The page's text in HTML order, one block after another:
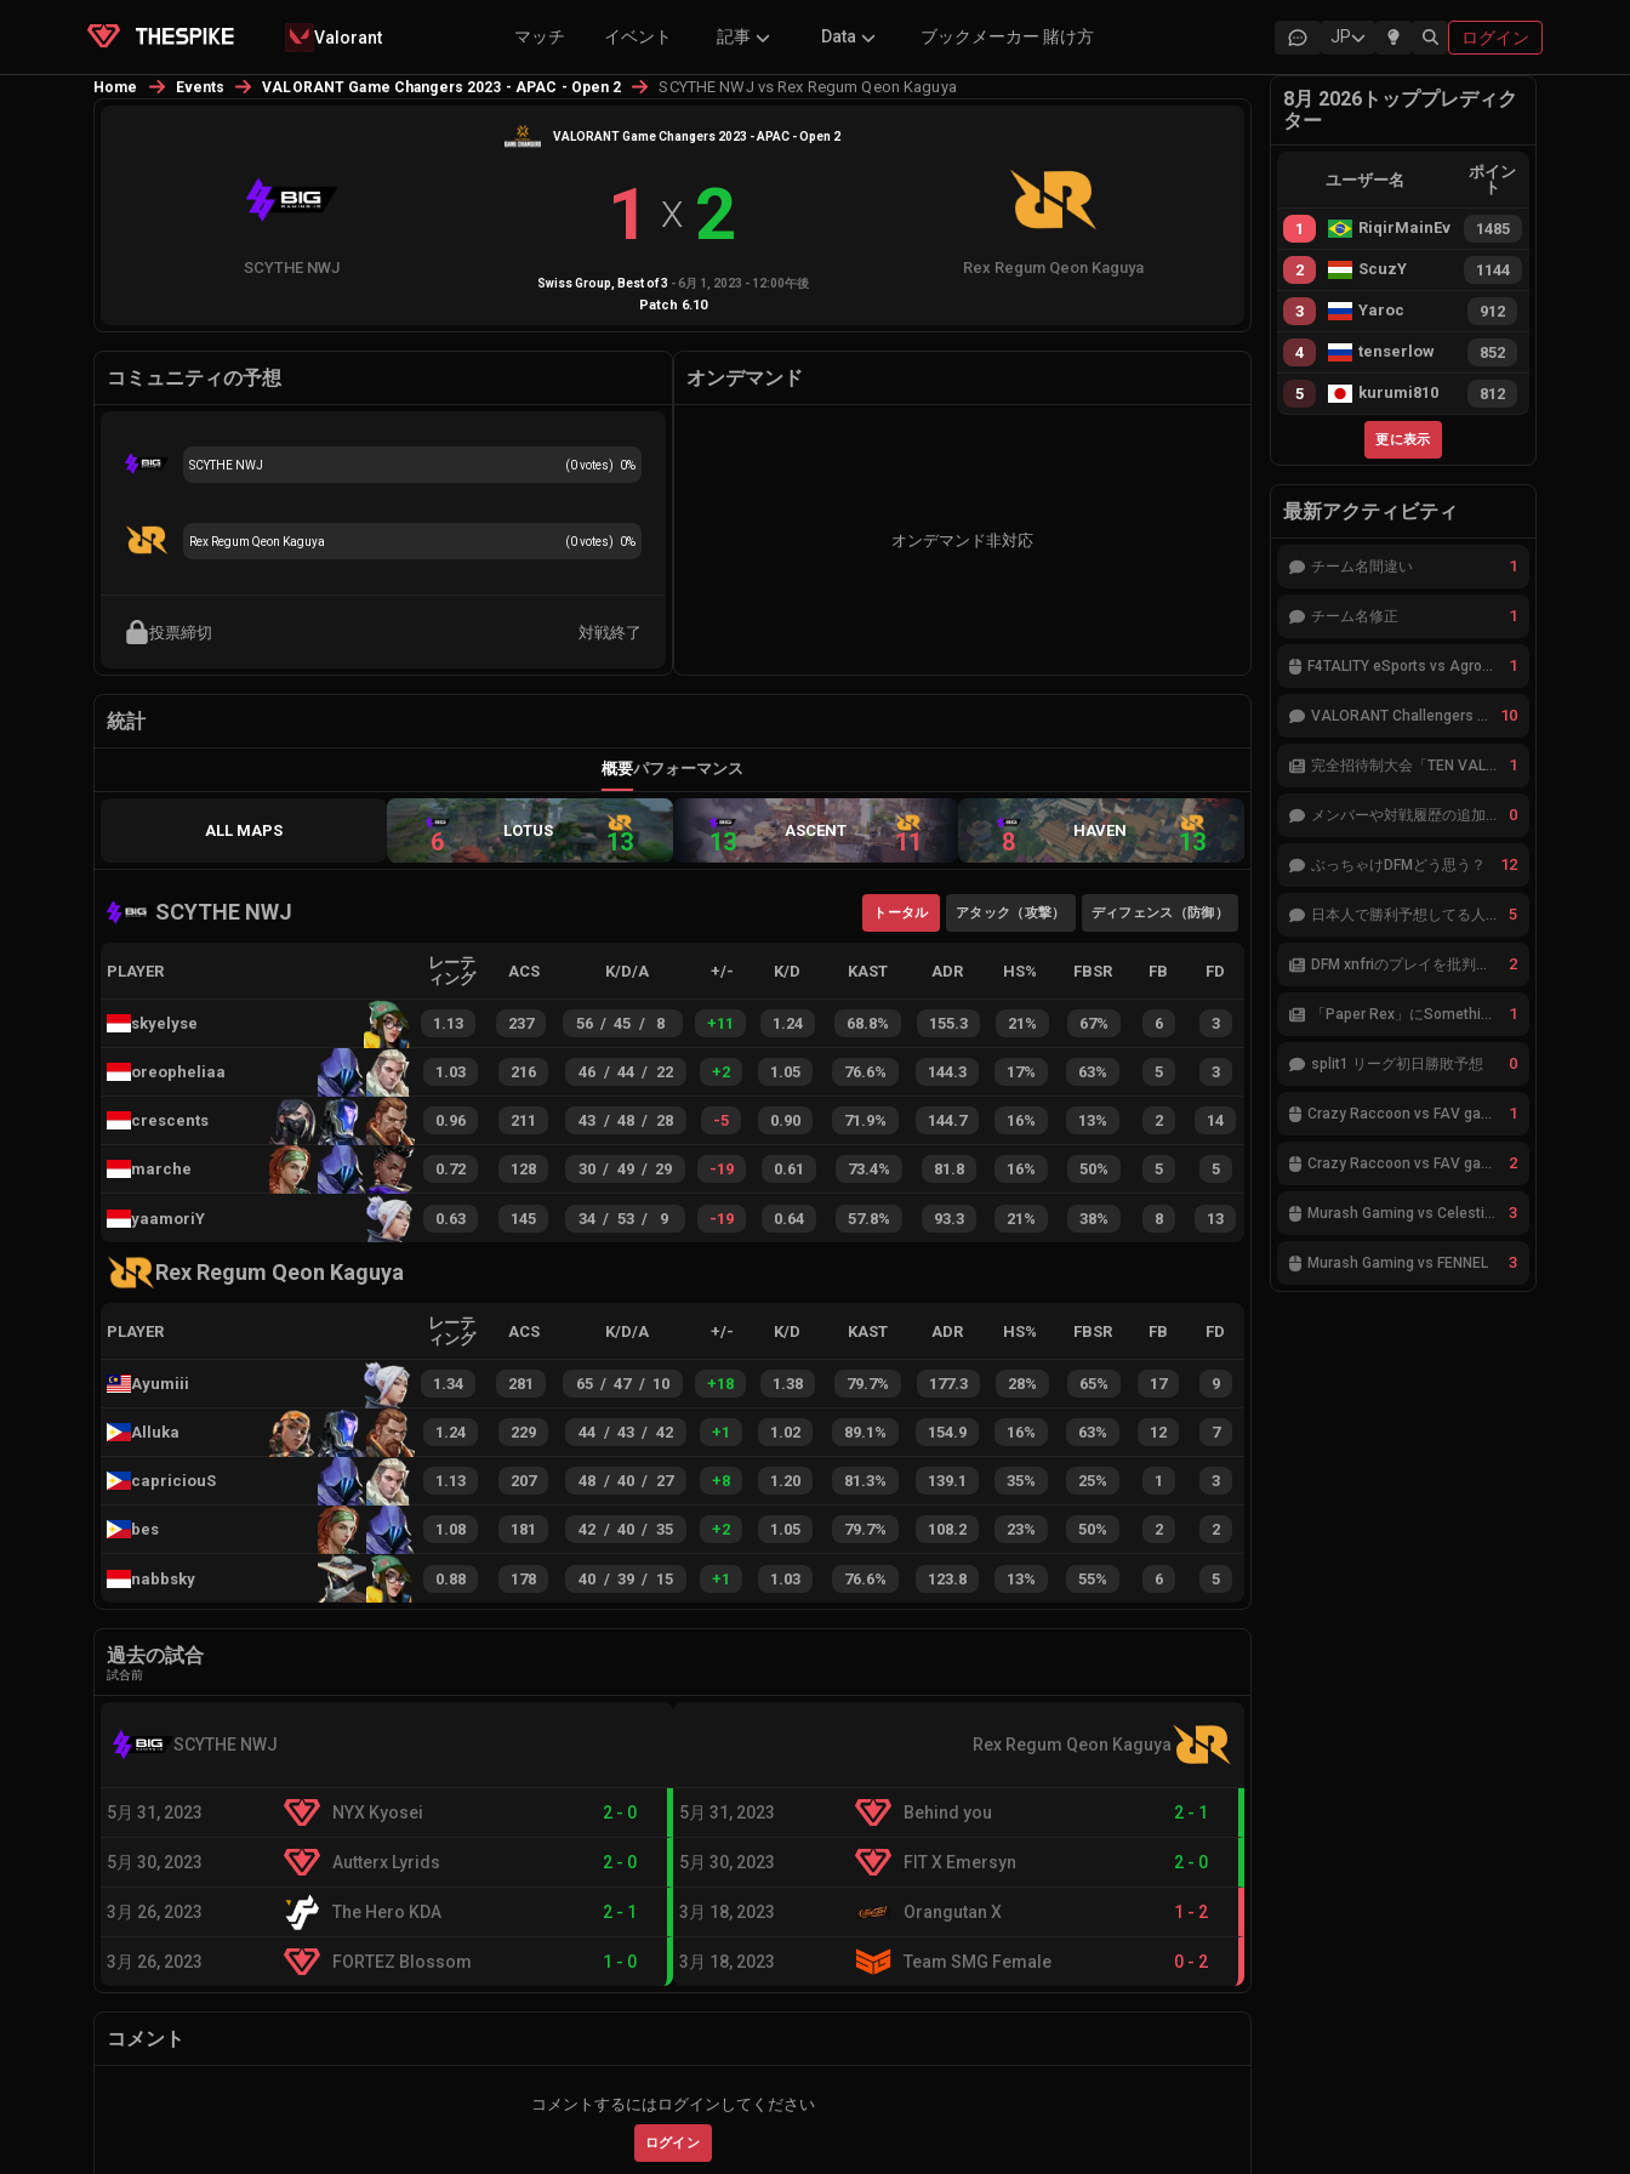
Valorant マッチ イベント 記事 Data ブックメーカー 賭け方 JP ログイン
Home Events VALORANT Game Changers 2023 - APAC - Open 2 SCYTHE NWJ vs Rex Regum Qeon Kaguya
VALORANT Game Changers 2023 - APAC - Open 2
SCYTHE NWJ
1 X 2
Rex Regum Qeon Kaguya
Swiss Group , Best of3 - 6月 1, 2023 - 12:00午後
Patch 6.10
コミュニティの予想
(0votes) 0%
SCYTHE NWJ
(0votes) 0%
Rex Regum Qeon Kaguya
投票締切 対戦終了
オンデマンド
オンデマンド非対応
統計
概要パフォーマンス
ALL MAPS 6 LOTUS 13 13 ASCENT 11 8 HAVEN 13
SCYTHE NWJ トータル アタック（攻撃） ディフェンス（防御）
PLAYER
レーテ
ィング
ACS K/D/A +/- K/D KAST ADR HS% FBSR FB FD
skyelyse 1.13 237 56 / 45 / 8 +11 1.24 68.8% 155.3 21% 67% 6 3
oreopheliaa 1.03 216 46 / 44 / 22 +2 1.05 76.6% 144.3 17% 63% 5 3
crescents 0.96 211 43 / 48 / 28 -5 0.90 71.9% 144.7 16% 13% 2 14
marche 0.72 128 30 / 49 / 29 -19 0.61 73.4% 81.8 16% 50% 5 5
yaamoriY 0.63 145 34 / 53 / 9 -19 0.64 57.8% 93.3 21% 38% 8 13
Rex Regum Qeon Kaguya
PLAYER
レーテ
ィング
ACS K/D/A +/- K/D KAST ADR HS% FBSR FB FD
Ayumiii 1.34 281 65 / 47 / 10 +18 1.38 79.7% 177.3 28% 65% 17 9
Alluka 1.24 229 44 / 43 / 42 +1 1.02 89.1% 154.9 16% 63% 12 7
capriciouS 1.13 207 48 / 40 / 27 +8 1.20 81.3% 139.1 35% 25% 1 3
bes 1.08 181 42 / 40 / 35 +2 1.05 79.7% 108.2 23% 50% 2 2
nabbsky 0.88 178 40 / 39 / 15 +1 1.03 76.6% 123.8 13% 55% 6 5
過去の試合
試合前
SCYTHE NWJ
5月 31, 2023 NYX Kyosei 2 - 0
5月 30, 2023 Autterx Lyrids 2 - 0
3月 26, 2023 The Hero KDA 2 - 1
3月 26, 2023 FORTEZ Blossom 1 - 0
Rex Regum Qeon Kaguya
5月 31, 2023 Behind you 2 - 1
5月 30, 2023 FIT X Emersyn 2 - 0
3月 18, 2023 Orangutan X 1 - 2
3月 18, 2023 Team SMG Female 0 - 2
コメント
コメントするにはログインしてください
ログイン
8月 2026トッププレディク
ター
ユーザー名
ポイン
ト
1 RiqirMainEvie 1485
2 ScuzY 1144
3 Yaroc 912
4 tenserlow 852
5 kurumi810 812
更に表示
最新アクティビティ
チーム名間違い 1
チーム名修正 1
F4TALITY eSports vs Agropesca Jacaré 1
VALORANT Challengers 2023: Japan Split 1 MAIN STAGE TIER表 10
完全招待制大会「TEN VALORANT Global Invitaional 2023」が韓国で開催 1
メンバーや対戦履歴の追加が必要です。 0
ぶっちゃけDFMどう思う？ 12
日本人で勝利予想してる人集合 5
DFM xnfriのプレイを批判したアナリストにFnatic Boasterが反応「DFMは仕組みの強化が必要なだけ」 2
「Paper Rex」にSomethingが加入 1
split1 リーグ初日勝敗予想 0
Crazy Raccoon vs FAV gaming 1
Crazy Raccoon vs FAV gaming 2
Murash Gaming vs Celestials 3
Murash Gaming vs FENNEL 3